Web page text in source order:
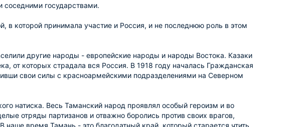
государствами.
в которой принимала участие и Россия, и не последнюю роль в этом
другие народы - европейские народы и народы Востока. Казаки
от которых страдала вся Россия. В 1918 году началась Гражданская
свои силы с красноармейскими подразделениями на Северном
натиска. Весь Таманский народ проявлял особый героизм и во
отряды партизанов и отважно боролись против своих врагов,
время Тамань - это благодатный край, который старается чтить